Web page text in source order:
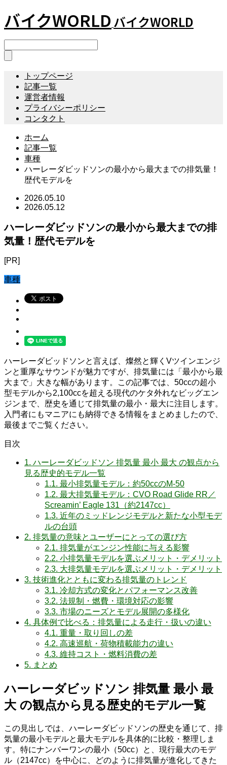
バイクWORLD バイクWORLD
トップページ
記事一覧
運営者情報
プライバシーポリシー
コンタクト
ホーム
記事一覧
車種
ハーレーダビッドソンの最小から最大までの排気量！
歴代モデルを
2026.05.10
2026.05.12
ハーレーダビッドソンの最小から最大までの排
気量！歴代モデルを
[PR]
車種
ハーレーダビッドソンと言えば、燦然と輝くVツインエンジ
ンと重厚なサウンドが魅力ですが、排気量には「最小から最
大まで」大きな幅があります。この記事では、50ccの超小
型モデルから2,100ccを超える現代のケタ外れなビッグエン
ジンまで、歴史を通じて排気量の最小・最大に注目します。
入門者にもマニアにも納得できる情報をまとめましたので、
最後までご覧ください。
目次
1. ハーレーダビッドソン 排気量 最小 最大 の観点から
見る歴史的モデル一覧
1.1. 最小排気量モデル：約50ccのM-50
1.2. 最大排気量モデル：CVO Road Glide RR／
Screamin’ Eagle 131（約2147cc）
1.3. 近年のミッドレンジモデルと新たな小型モデ
ルの台頭
2. 排気量の意味とユーザーにとっての選び方
2.1. 排気量がエンジン性能に与える影響
2.2. 小排気量モデルを選ぶメリット・デメリット
2.3. 大排気量モデルを選ぶメリット・デメリット
3. 技術進化とともに変わる排気量のトレンド
3.1. 冷却方式の変化とパフォーマンス改善
3.2. 法規制・燃費・環境対応の影響
3.3. 市場のニーズとモデル展開の多様化
4. 具体例で比べる：排気量による走行・扱いの違い
4.1. 重量・取り回しの差
4.2. 高速巡航・荷物積載能力の違い
4.3. 維持コスト・燃料消費の差
5. まとめ
ハーレーダビッドソン 排気量 最小 最
大 の観点から見る歴史的モデル一覧
この見出しでは、ハーレーダビッドソンの歴史を通じて、排
気量の最小モデルと最大モデルを具体的に比較・整理しま
す。特にナンバーワンの最小（50cc）と、現行最大のモデ
ル（2147cc）を中心に、どのように排気量が進化してきた